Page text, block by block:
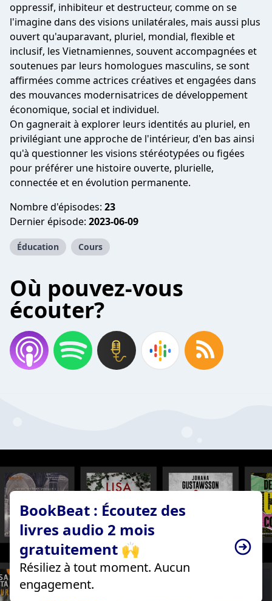
oppressif, inhibiteur et destructeur, comme on se
l'imagine dans des visions unilatérales, mais aussi plus
ouvert qu'auparavant, pluriel, mondial, flexible et
inclusif, les Vietnamiennes, souvent accompagnées et
soutenues par leurs homologues masculins, se sont
affirmées comme actrices créatives et engagées dans
des mouvances modernisatrices de développement
économique, social et individuel.
On gagnerait à explorer leurs identités au pluriel, en
privilégiant une approche de l'intérieur, d'en bas ainsi
qu'à questionner les visions stéréotypées ou figées
pour préférer une histoire ouverte, plurielle,
connectée et en évolution permanente.
Nombre d'épisodes: 23
Dernier épisode: 2023-06-09
Éducation Cours
Où pouvez-vous
écouter?
BookBeat : Écoutez des
livres audio 2 mois
gratuitement 🙌
Résiliez à tout moment. Aucun
engagement.